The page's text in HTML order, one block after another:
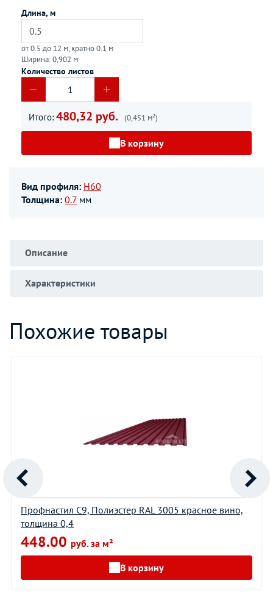
Длина, м
от 0.5 до 12 м, кратно 0.1 м
Ширина: 0,902 м
Количество листов
Итого: 480,32 руб. (0,451 м²)
В корзину
Вид профиля: Н60
Толщина: 0.7 мм
Описание
Характеристики
Похожие товары
Профнастил С9, Полиэстер RAL 3005 красное вино,
толщина 0,4
448.00 руб. за м²
В корзину